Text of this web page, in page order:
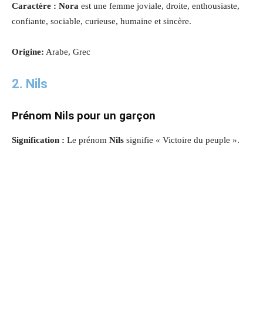
Caractère : Nora est une femme joviale, droite, enthousiaste,
confiante, sociable, curieuse, humaine et sincère.
Origine: Arabe, Grec
2. Nils
Prénom Nils pour un garçon
Signification : Le prénom Nils signifie « Victoire du peuple ».